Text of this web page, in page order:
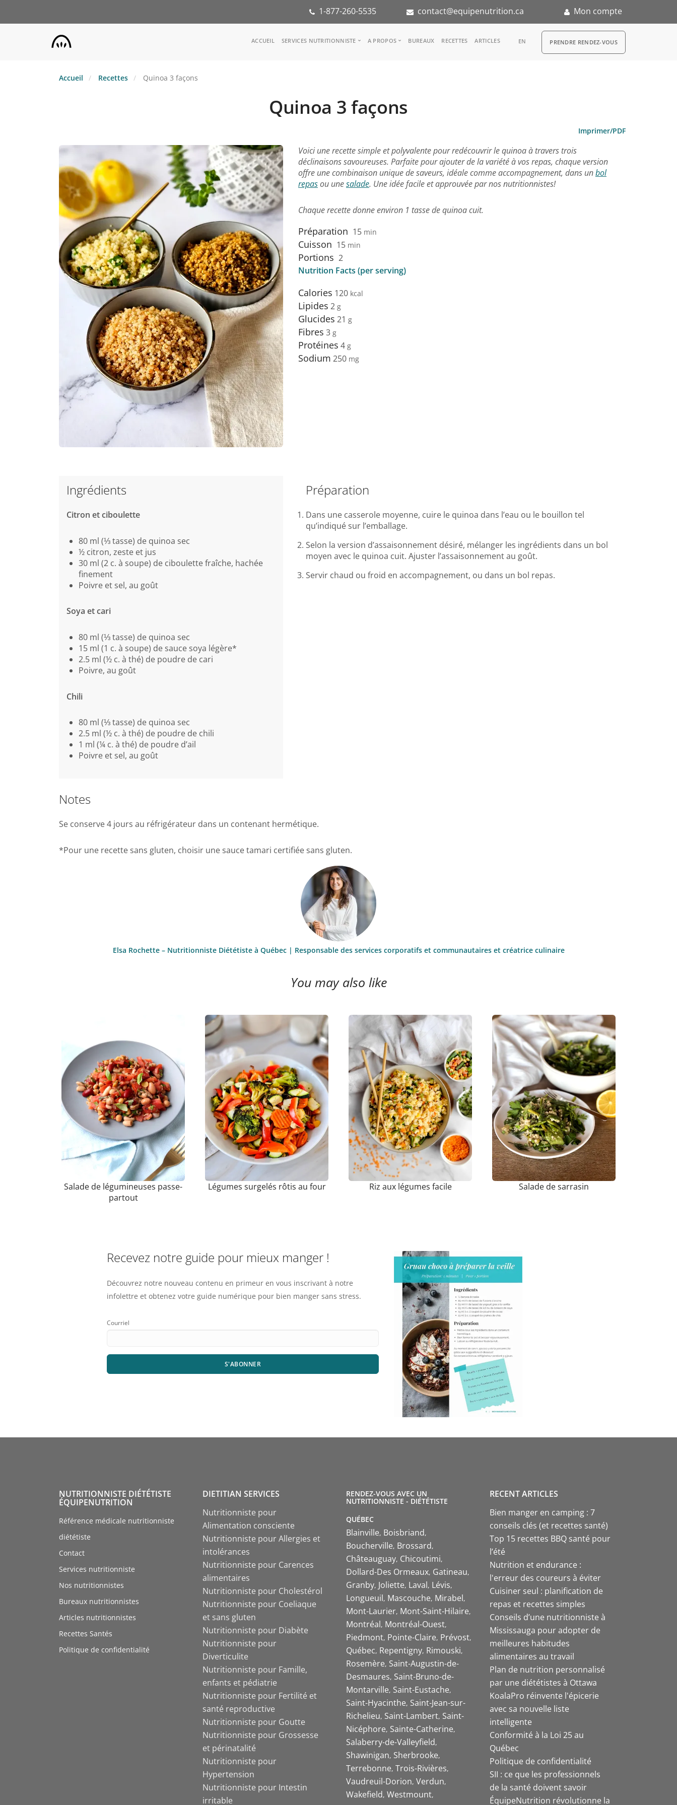
1-877-260-5535 contact@equipenutrition.ca Mon compte
Main
ACCUEIL SERVICES NUTRITIONNISTE
Groupes d'inspiration
KoalaPro
A PROPOS
Partenaires
Stage en nutrition
BUREAUX RECETTES ARTICLES EN RDV
PRENDRE RENDEZ-VOUS
Accueil Recettes Quinoa 3 façons
Quinoa 3 façons
Imprimer/PDF
Voici une recette simple et polyvalente pour redécouvrir le quinoa à travers trois
déclinaisons savoureuses. Parfaite pour ajouter de la variété à vos repas, chaque version
offre une combinaison unique de saveurs, idéale comme accompagnement, dans unbol
repasou unesalade. Une idée facile et approuvée par nos nutritionnistes!
Chaque recette donne environ 1 tasse de quinoa cuit.
Préparation 15 min
Cuisson 15 min
Portions 2
Nutrition Facts (per serving)
Calories 120
Lipides 2
Glucides 21
Fibres 3
Protéines 4
Sodium 250
Ingrédients
Citron et ciboulette
80 ml (⅓ tasse) de quinoa sec
½ citron, zeste et jus
30 ml (2 c. à soupe) de ciboulette fraîche, hachée
finement
Poivre et sel, au goût
Soya et cari
80 ml (⅓ tasse) de quinoa sec
15 ml (1 c. à soupe) de sauce soya légère*
2.5 ml (½ c. à thé) de poudre de cari
Poivre, au goût
Chili
80 ml (⅓ tasse) de quinoa sec
2.5 ml (½ c. à thé) de poudre de chili
1 ml (¼ c. à thé) de poudre d’ail
Poivre et sel, au goût
Préparation
Dans une casserole moyenne, cuire le quinoa dans l’eau ou le bouillon tel
qu’indiqué sur l’emballage.
Selon la version d’assaisonnement désiré, mélanger les ingrédients dans un bol
moyen avec le quinoa cuit. Ajuster l’assaisonnement au goût.
Servir chaud ou froid en accompagnement, ou dans un bol repas.
Notes
Se conserve 4 jours au réfrigérateur dans un contenant hermétique.
*Pour une recette sans gluten, choisir une sauce tamari certifiée sans gluten.
Elsa Rochette – Nutritionniste Diététiste à Québec | Responsable des services corporatifs et communautaires et créatrice culinaire
You may also like
Salade de légumineuses passe-
partout
Légumes surgelés rôtis au four Riz aux légumes facile Salade de sarrasin
Recevez notre guide pour mieux manger !
Découvrez notre nouveau contenu en primeur en vous inscrivant à notre
infolettre et obtenez votre guide numérique pour bien manger sans stress.
Courriel
S'ABONNER
NUTRITIONNISTE DIÉTÉTISTE
ÉQUIPENUTRITION
Référence médicale nutritionniste
diététiste
Contact
Services nutritionniste
Nos nutritionnistes
Bureaux nutritionnistes
Articles nutritionnistes
Recettes Santés
Politique de confidentialité
DIETITIAN SERVICES
Nutritionniste pour
Alimentation consciente
Nutritionniste pour Allergies et
intolérances
Nutritionniste pour Carences
alimentaires
Nutritionniste pour Cholestérol
Nutritionniste pour Coeliaque
et sans gluten
Nutritionniste pour Diabète
Nutritionniste pour
Diverticulite
Nutritionniste pour Famille,
enfants et pédiatrie
Nutritionniste pour Fertilité et
santé reproductive
Nutritionniste pour Goutte
Nutritionniste pour Grossesse
et périnatalité
Nutritionniste pour
Hypertension
Nutritionniste pour Intestin
irritable
RENDEZ-VOUS AVEC UN
NUTRITIONNISTE - DIÉTÉTISTE
QUÉBEC
Blainville Boisbriand
Boucherville Brossard
Châteauguay Chicoutimi
Dollard-Des Ormeaux Gatineau
Granby Joliette Laval Lévis
Longueuil Mascouche Mirabel
Mont-Laurier Mont-Saint-Hilaire
Montréal Montréal-Ouest
Piedmont Pointe-Claire Prévost
Québec Repentigny Rimouski
Rosemère Saint-Augustin-de-
Desmaures Saint-Bruno-de-
Montarville Saint-Eustache
Saint-Hyacinthe Saint-Jean-sur-
Richelieu Saint-Lambert Saint-
Nicéphore Sainte-Catherine
Salaberry-de-Valleyfield
Shawinigan Sherbrooke
Terrebonne Trois-Rivières
Vaudreuil-Dorion Verdun
Wakefield Westmount
RECENT ARTICLES
Bien manger en camping : 7
conseils clés (et recettes santé)
Top 15 recettes BBQ santé pour
l’été
Nutrition et endurance :
l'erreur des coureurs à éviter
Cuisiner seul : planification de
repas et recettes simples
Conseils d’une nutritionniste à
Mississauga pour adopter de
meilleures habitudes
alimentaires au travail
Plan de nutrition personnalisé
par une diététistes à Ottawa
KoalaPro réinvente l'épicerie
avec sa nouvelle liste
intelligente
Conformité à la Loi 25 au
Québec
Politique de confidentialité
SII : ce que les professionnels
de la santé doivent savoir
ÉquipeNutrition révolutionne la